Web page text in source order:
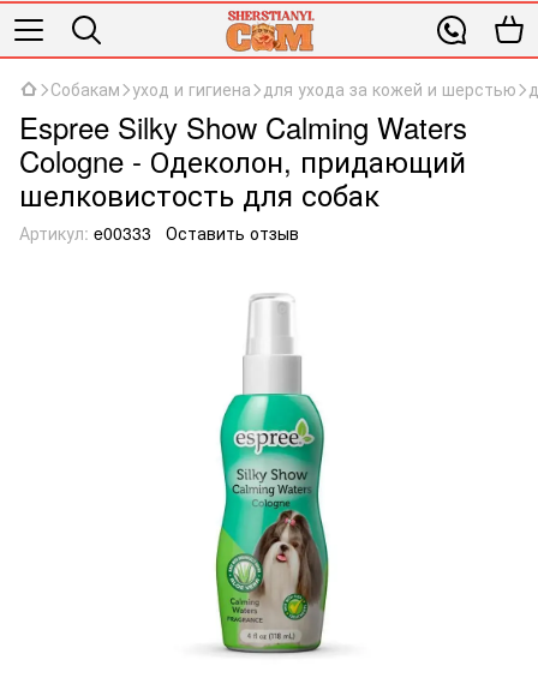
Собакам уход и гигиена для ухода за кожей и шерстью
Espree Silky Show Calming Waters
Cologne - Одеколон, придающий
шелковистость для собак
Артикул: e00333 Оставить отзыв